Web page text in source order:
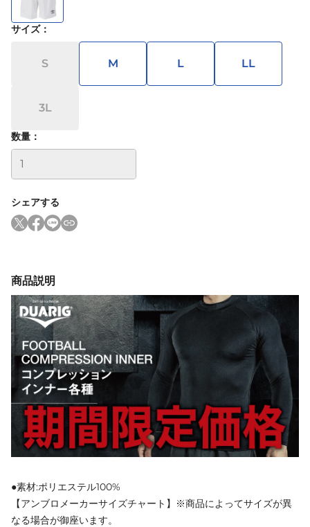
サイズ：
S M L LL
3L
数量：
シェアする
商品説明
●素材:ポリエステル100%
【アンブロメーカーサイズチャート】※商品によってサイズが異
なる場合が御座います。